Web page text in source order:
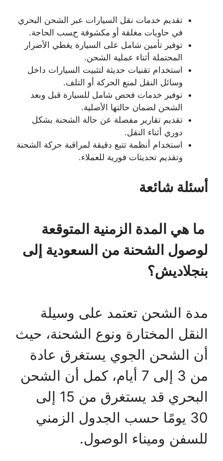
تقديم خدمات نقل السيارات عبر الشحن البحري
في حاويات مغلقة أو مكشوفة حسب الحاجة.
توفير تأمين شامل على السيارة يغطي الأضرار
المحتملة أثناء عملية الشحن.
استخدام تقنيات حديثة لتثبيت السيارات داخل
وسائل النقل لمنع الحركة أو التلف.
توفير خدمات فحص شامل للسيارة قبل وبعد
الشحن لضمان حالتها الأصلية.
تقديم تقارير مفصلة عن حالة الشحنة بشكل
دوري أثناء النقل.
استخدام أنظمة تتبع دقيقة لمراقبة حركة الشحنة
وتقديم تحديثات فورية للعملاء.
أسئلة شائعة
ما هي المدة الزمنية المتوقعة
لوصول الشحنة من السعودية إلى
بنجلاديش؟
مدة الشحن تعتمد على وسيلة
النقل المختارة ونوع الشحنة، حيث
أن الشحن الجوي يستغرق عادة
من 3 إلى 7 أيام، كمل أن الشحن
البحري قد يستغرق من 15 إلى
30 يومًا حسب الجدول الزمني
للسفن وميناء الوصول.